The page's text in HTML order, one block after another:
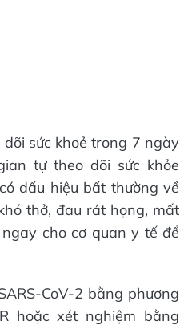
sức khoẻ trong 7 ngày
tự theo dõi sức khỏe
dấu hiệu bất thường về
thở, đau rát họng, mất
cho cơ quan y tế để
CoV-2 bằng phương
hoặc xét nghiệm bằng